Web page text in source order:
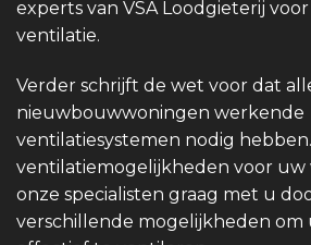
experts van VSA Loodgieterij
ventilatie.
Verder schrijft de wet voor dat
nieuwbouwwoningen werkende
ventilatiesystemen nodig
ventilatiemogelijkheden voor uw
onze specialisten graag met u
verschillende mogelijkheden om